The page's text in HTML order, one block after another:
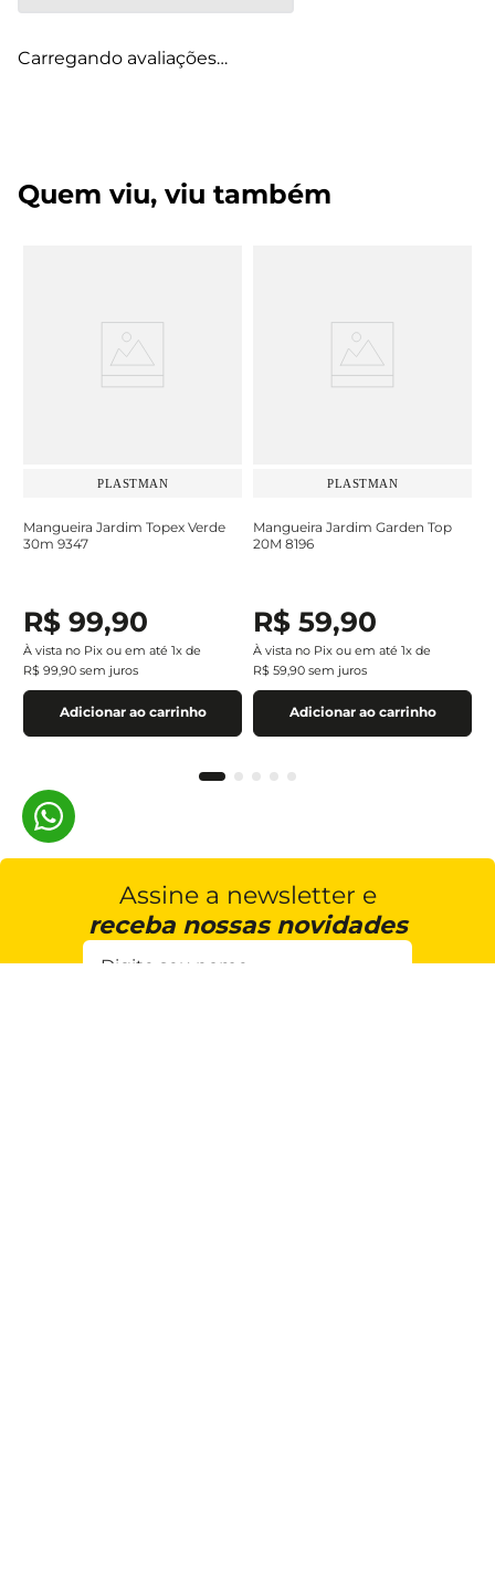
Carregando avaliações…
Quem viu, viu também
PLASTMAN
Mangueira Jardim Topex Verde
30m 9347
R$ 99,90
À vista no Pix ou em até 1x de
R$ 99,90 sem juros
Adicionar ao carrinho
PLASTMAN
Mangueira Jardim Garden Top
20M 8196
R$ 59,90
À vista no Pix ou em até 1x de
R$ 59,90 sem juros
Adicionar ao carrinho
Assine a newsletter e
receba nossas novidades